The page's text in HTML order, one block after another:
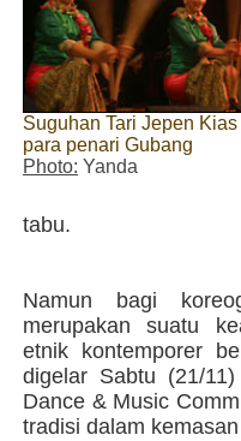
Suguhan Tari Jepen
para penari Gubang
Photo: Yanda
tabu.
Namun bagi
merupakan suatu
etnik kontemporer
digelar Sabtu (21/
Dance & Music
tradisi dalam